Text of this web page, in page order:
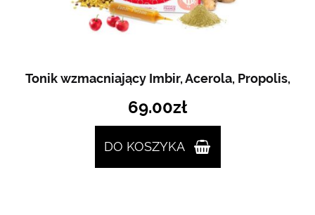
Tonik wzmacniający Imbir, Acerola, Propolis,
69.00zł
DO KOSZYKA